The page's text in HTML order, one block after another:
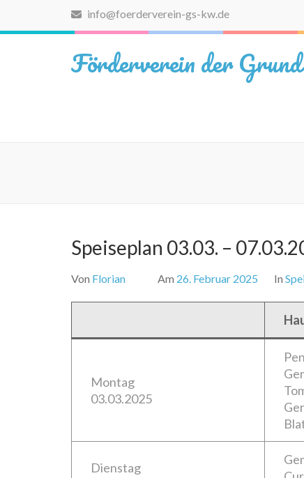
(Eingabetaste
info@foerderverein-gs-kw.de
Förderverein der
Speiseplan 03.03. –
Von Florian Am 26. Februar 2025 In
Montag
03.03.2025
Dienstag